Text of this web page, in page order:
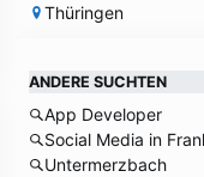
Thüringen
ANDERE SUCHTEN
App Developer
Social Media in
Untermerzbach